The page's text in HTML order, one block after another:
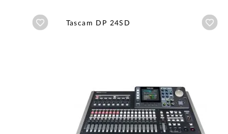
Añadir a wishlist
Tascam DP 24SD